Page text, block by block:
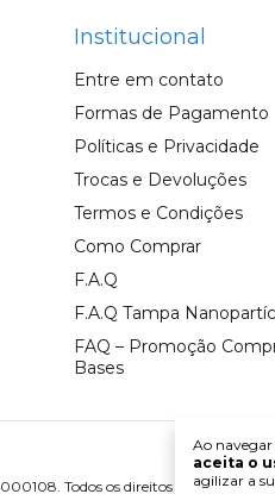
Ao navegar
aceita o
agilizar a
Institucional
Entre em contato
Formas de Pagamento
Políticas e Privacidade
Trocas e Devoluções
Termos e Condições
Como Comprar
F.A.Q
F.A.Q Tampa
FAQ – Promoção
Bases
Todos os direitos reservados.